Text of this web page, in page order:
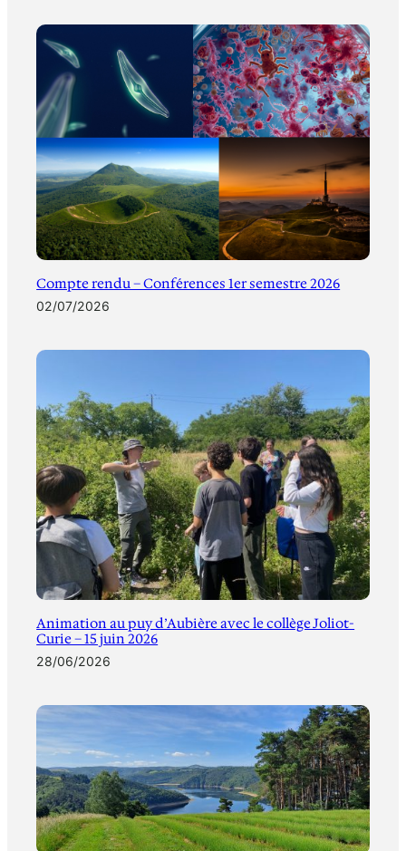
Compte rendu – Conférences 1er semestre 2026
02/07/2026
Animation au puy d’Aubière avec le collège Joliot-
Curie – 15 juin 2026
28/06/2026